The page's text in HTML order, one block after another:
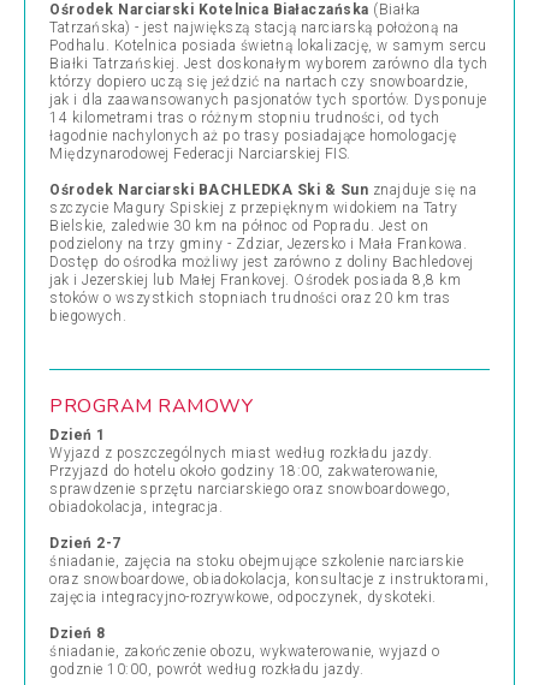
Ośrodek Narciarski Kotelnica Białaczańska (Białka
Tatrzańska) - jest największą stacją narciarską położoną na
Podhalu. Kotelnica posiada świetną lokalizację, w samym sercu
Białki Tatrzańskiej. Jest doskonałym wyborem zarówno dla tych
którzy dopiero uczą się jeździć na nartach czy snowboardzie,
jak i dla zaawansowanych pasjonatów tych sportów. Dysponuje
14 kilometrami tras o różnym stopniu trudności, od tych
łagodnie nachylonych aż po trasy posiadające homologację
Międzynarodowej Federacji Narciarskiej FIS.
Ośrodek Narciarski BACHLEDKA Ski & Sun znajduje się na
szczycie Magury Spiskiej z przepięknym widokiem na Tatry
Bielskie, zaledwie 30 km na północ od Popradu. Jest on
podzielony na trzy gminy - Zdziar, Jezersko i Mała Frankowa.
Dostęp do ośrodka możliwy jest zarówno z doliny Bachledovej
jak i Jezerskiej lub Małej Frankovej. Ośrodek posiada 8,8 km
stoków o wszystkich stopniach trudności oraz 20 km tras
biegowych.
PROGRAM RAMOWY
Dzień 1
Wyjazd z poszczególnych miast według rozkładu jazdy.
Przyjazd do hotelu około godziny 18:00, zakwaterowanie,
sprawdzenie sprzętu narciarskiego oraz snowboardowego,
obiadokolacja, integracja.
Dzień 2-7
śniadanie, zajęcia na stoku obejmujące szkolenie narciarskie
oraz snowboardowe, obiadokolacja, konsultacje z instruktorami,
zajęcia integracyjno-rozrywkowe, odpoczynek, dyskoteki.
Dzień 8
śniadanie, zakończenie obozu, wykwaterowanie, wyjazd o
godznie 10:00, powrót według rozkładu jazdy.